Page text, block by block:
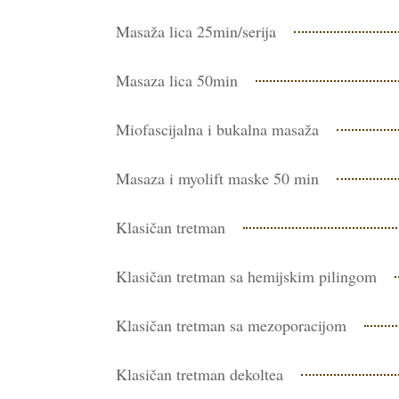
Masaža lica 25min/serija
Masaza lica 50min
Miofascijalna i bukalna masaža
Masaza i myolift maske 50 min
Klasičan tretman
Klasičan tretman sa hemijskim pilingom
Klasičan tretman sa mezoporacijom
Klasičan tretman dekoltea